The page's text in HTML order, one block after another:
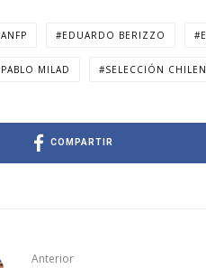
ANFP EDUARDO BERIZZO
PABLO MILAD SELECCIÓN
COMPARTIR
Anterior